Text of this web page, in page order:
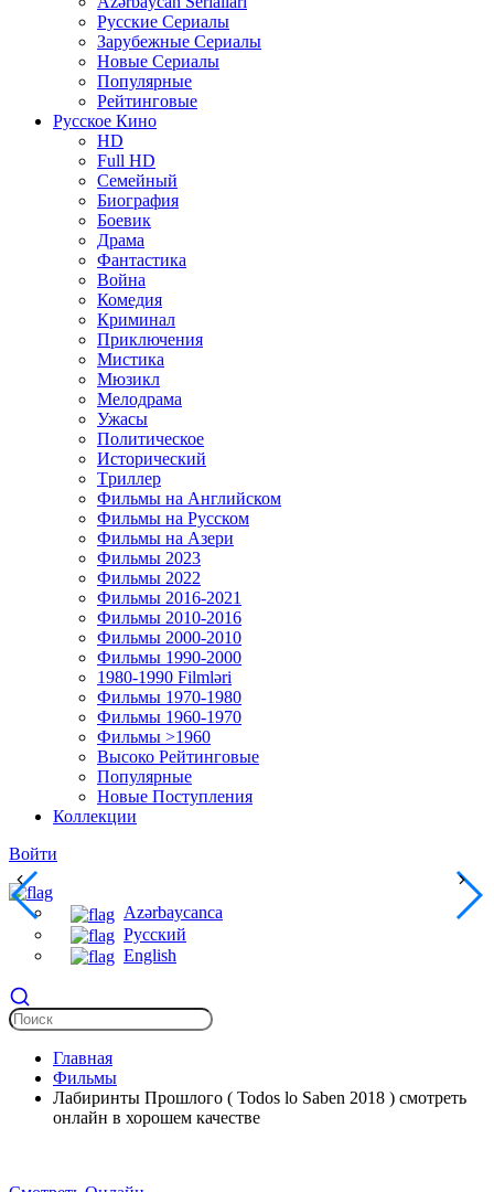
Русские Сериалы
Зарубежные Сериалы
Новые Сериалы
Популярные
Рейтинговые
Русское Кино
HD
Full HD
Семейный
Биография
Боевик
Драма
Фантастика
Война
Комедия
Криминал
Приключения
Мистика
Мюзикл
Мелодрама
Ужасы
Политическое
Исторический
Tриллер
Фильмы на Английском
Фильмы на Русском
Фильмы на Азери
Фильмы 2023
Фильмы 2022
Фильмы 2016-2021
Фильмы 2010-2016
Фильмы 2000-2010
Фильмы 1990-2000
1980-1990 Filmləri
Фильмы 1970-1980
Фильмы 1960-1970
Фильмы >1960
Высоко Рейтинговые
Популярные
Новые Поступления
Коллекции
Войти
Azərbaycanca
Русский
English
Главная
Фильмы
Лабиринты Прошлого ( Todos lo Saben 2018 ) смотреть
онлайн в хорошем качестве